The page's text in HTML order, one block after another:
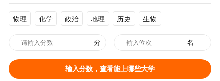
物理 化学 政治 地理 历史 生物
分 名
输入分数，查看能上哪些大学